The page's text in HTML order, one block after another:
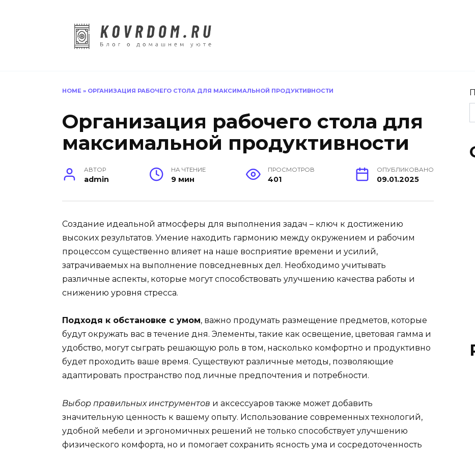
HOME » ОРГАНИЗАЦИЯ РАБОЧЕГО СТОЛА ДЛЯ МАКСИМАЛЬНОЙ ПРОДУКТИВНОСТИ
Организация рабочего стола для
максимальной продуктивности
АВТОР
admin
НА ЧТЕНИЕ
9 мин
ПРОСМОТРОВ
401
ОПУБЛИКОВАНО
09.01.2025
Создание идеальной атмосферы для выполнения задач – ключ к достижению
высоких результатов. Умение находить гармонию между окружением и рабочим
процессом существенно влияет на наше восприятие времени и усилий,
затрачиваемых на выполнение повседневных дел. Необходимо учитывать
различные аспекты, которые могут способствовать улучшению качества работы и
снижению уровня стресса.
Подходя к обстановке с умом, важно продумать размещение предметов, которые
будут окружать вас в течение дня. Элементы, такие как освещение, цветовая гамма и
удобство, могут сыграть решающую роль в том, насколько комфортно и продуктивно
будет проходить ваше время. Существуют различные методы, позволяющие
адаптировать пространство под личные предпочтения и потребности.
Выбор правильных инструментов и аксессуаров также может добавить
значительную ценность к вашему опыту. Использование современных технологий,
удобной мебели и эргономичных решений не только способствует улучшению
физического комфорта, но и помогает сохранить ясность ума и сосредоточенность